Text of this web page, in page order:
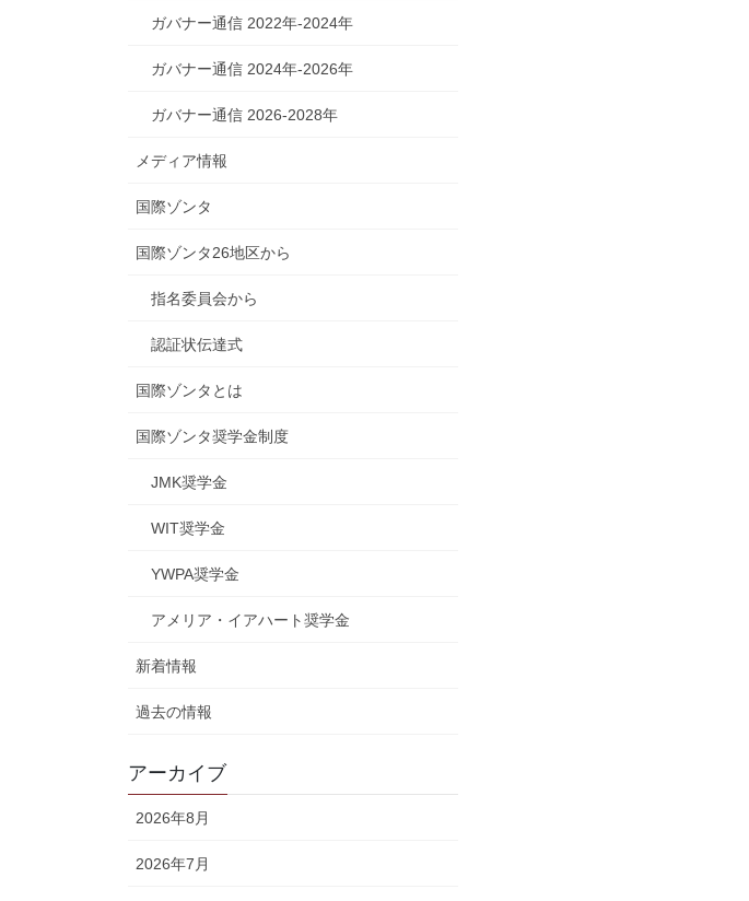
ガバナー通信 2022年-2024年
ガバナー通信 2024年-2026年
ガバナー通信 2026-2028年
メディア情報
国際ゾンタ
国際ゾンタ26地区から
指名委員会から
認証状伝達式
国際ゾンタとは
国際ゾンタ奨学金制度
JMK奨学金
WIT奨学金
YWPA奨学金
アメリア・イアハート奨学金
新着情報
過去の情報
アーカイブ
2026年8月
2026年7月